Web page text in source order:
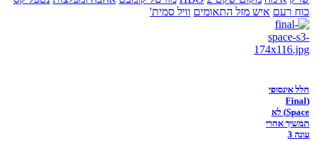
כוח רעם איש מזל התאומים וויל סמית'
חלל אינסופי
(Final
Space) לא
תמשיך אחרי
עונה 3